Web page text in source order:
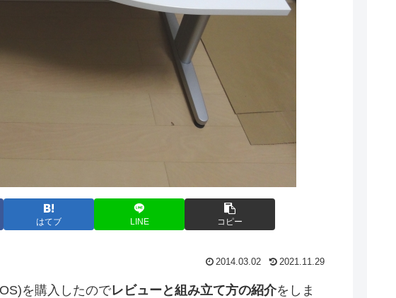
はてブ LINE コピー
2014.03.02 2021.11.29
を購入したのでレビューと組み立て方の紹介をしま